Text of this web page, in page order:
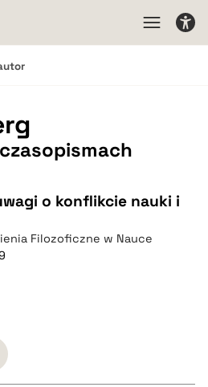
o konflikcie nauki i
Filozoficzne w Nauce